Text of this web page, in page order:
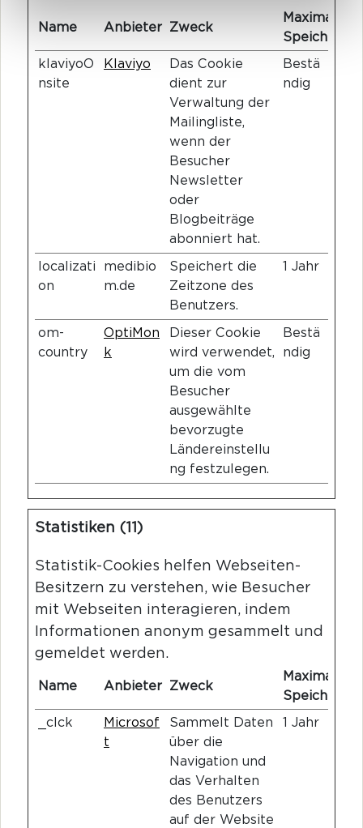
Name Anbieter Zweck
Maximale
klaviyoO
nsite
Klaviyo
Das Cookie
dient zur
Verwaltung der
Mailingliste,
wenn der
Besucher
Newsletter
oder
Blogbeiträge
abonniert hat.
Bestä
ndig
localizati
on
medibio
m.de
Speichert die
Zeitzone des
Benutzers.
1 Jahr
om-
country
OptiMon
k
Dieser Cookie
wird verwendet,
um die vom
Besucher
ausgewählte
bevorzugte
Ländereinstellu
ng festzulegen.
Bestä
ndig
Statistiken (11)
Statistik-Cookies helfen Webseiten-
Besitzern zu verstehen, wie Besucher
mit Webseiten interagieren, indem
Informationen anonym gesammelt und
gemeldet werden.
Name Anbieter Zweck
Maximale
_clck
Microsof
t
Sammelt Daten
über die
Navigation und
das Verhalten
des Benutzers
auf der Website
1 Jahr